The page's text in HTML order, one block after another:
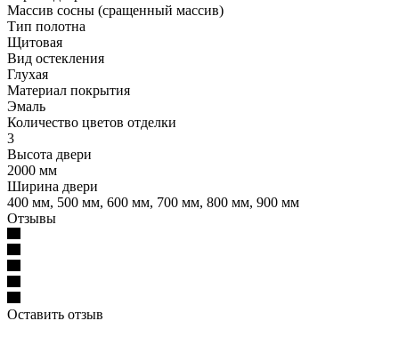
Массив сосны (сращенный массив)
Тип полотна
Щитовая
Вид остекления
Глухая
Материал покрытия
Эмаль
Количество цветов отделки
3
Высота двери
2000 мм
Ширина двери
400 мм, 500 мм, 600 мм, 700 мм, 800 мм, 900 мм
Отзывы
Оставить отзыв